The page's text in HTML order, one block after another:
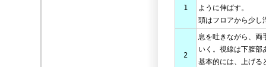
1
ように伸ばす。
頭はフロアから少し
2
息を吐きながら、両
いく。視線は下腹部
基本的には、上げる